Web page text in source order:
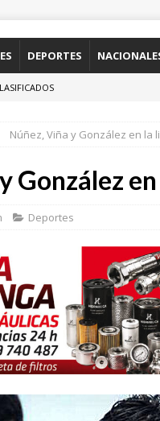
DEPORTES
Núñez, Viña y González en la
González
Deportes